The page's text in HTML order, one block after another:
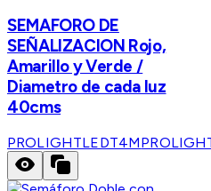
SEMAFORO DE
SEÑALIZACION Rojo,
Amarillo y Verde /
Diametro de cada luz
40cms
PROLIGHTLEDT4M